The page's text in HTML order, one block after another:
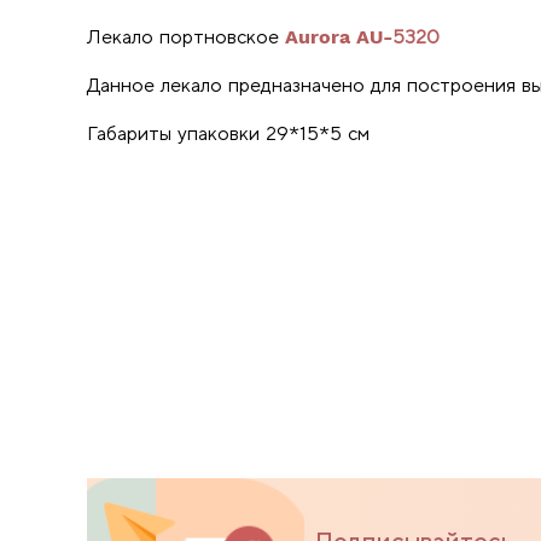
Лекало портновское Aurora AU-5320
Данное лекало предназначено для построения
Габариты упаковки 29*15*5 см